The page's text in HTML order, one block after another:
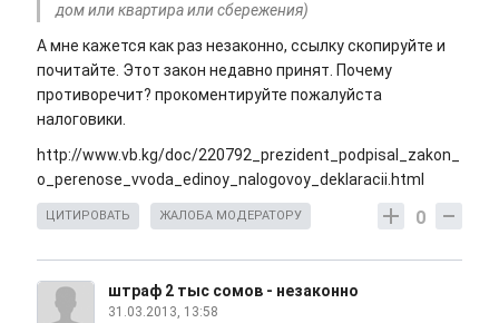
дом или квартира или сбережения)
А мне кажется как раз незаконно, ссылку скопируйте и
почитайте. Этот закон недавно принят. Почему
противоречит? прокоментируйте пожалуйста
налоговики.
http://www.vb.kg/doc/220792_prezident_podpisal_zakon_
o_perenose_vvoda_edinoy_nalogovoy_deklaracii.html
0
ЦИТИРОВАТЬ ЖАЛОБА МОДЕРАТОРУ
штраф 2 тыс сомов - незаконно
31.03.2013, 13:58